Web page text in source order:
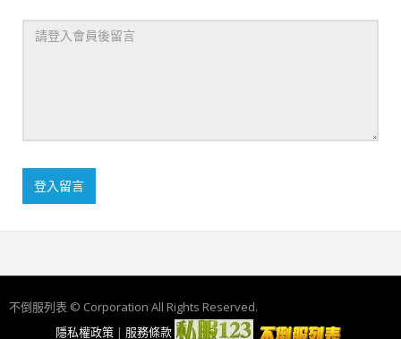
登入留言
不倒服列表 © Corporation All Rights Reserved.
隱私權政策 | 服務條款